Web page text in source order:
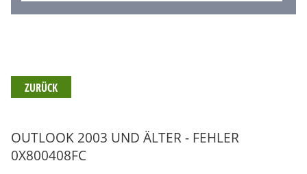
ZURÜCK
OUTLOOK 2003 UND ÄLTER - FEHLER
0X800408FC